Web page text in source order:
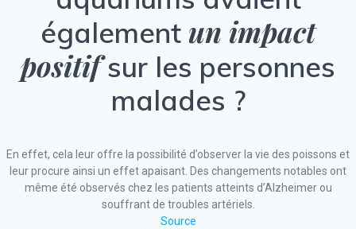
également un impact
positifsur les personnes
malades ?
En effet, cela leur offre la possibilité d’observer la vie des poissons et
leur procure ainsi un effet apaisant. Des changements notables ont
même été observés chez les patients atteints d’Alzheimer ou
souffrant de troubles artériels.
Source